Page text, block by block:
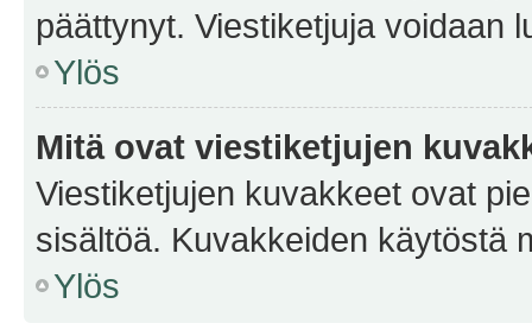
päättynyt. Viestiketjuja voidaan
Ylös
Mitä ovat viestiketjujen
Viestiketjujen kuvakkeet ovat
sisältöä. Kuvakkeiden käytöstä
Ylös